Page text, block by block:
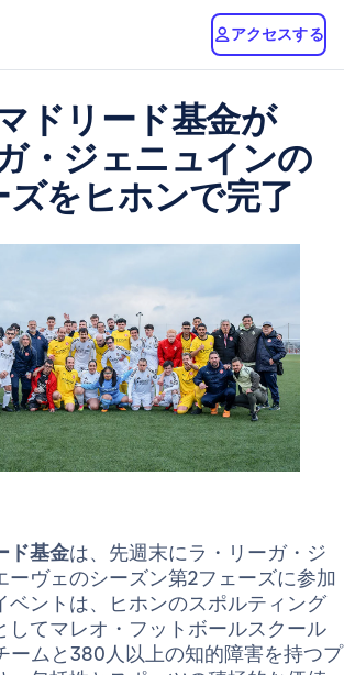
アクセスする
ドリード基金が
・ジェニュインの
ズをヒホンで完了
ド基金は、先週末にラ・リーガ・ジ
ーヴェのシーズン第2フェーズに参加
ベントは、ヒホンのスポルティング
してマレオ・フットボールスクール
ームと380人以上の知的障害を持つプ